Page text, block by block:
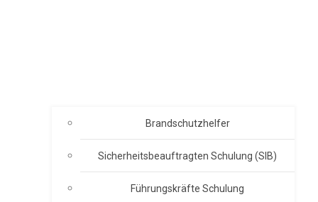
Brandschutzhelfer
Sicherheitsbeauftragten Schulung (SIB)
Führungskräfte Schulung